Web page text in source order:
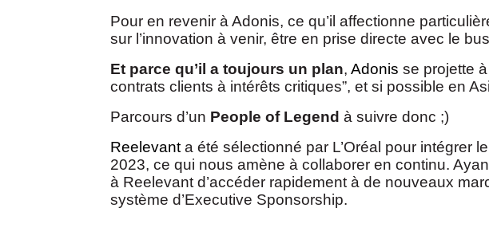
Pour en revenir à Adonis, ce qu’il affectionne
sur l’innovation à venir, être en prise directe avec le
Et parce qu’il a toujours un plan, Adonis se projette
contrats clients à intérêts critiques”, et si possible en
Parcours d’un People of Legend à suivre donc ;)
Reelevanta été sélectionné par L’Oréal pour intégrer
2023, ce qui nous amène à collaborer en continu.
à Reelevant d’accéder rapidement à de nouveaux
système d’Executive Sponsorship.